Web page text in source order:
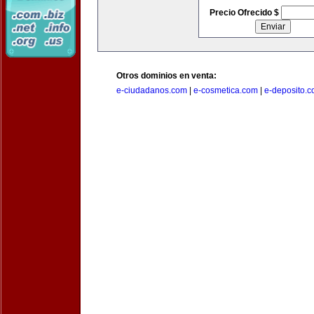
Precio Ofrecido $
Otros dominios en venta:
e-ciudadanos.com
e-cosmetica.com e-